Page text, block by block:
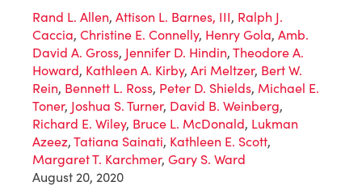
Rand L. Allen, Attison L. Barnes, III, Ralph J.
Caccia, Christine E. Connelly, Henry Gola, Amb.
David A. Gross, Jennifer D. Hindin, Theodore A.
Howard, Kathleen A. Kirby, Ari Meltzer, Bert W.
Rein, Bennett L. Ross, Peter D. Shields, Michael E.
Toner, Joshua S. Turner, David B. Weinberg,
Richard E. Wiley, Bruce L. McDonald, Lukman
Azeez, Tatiana Sainati, Kathleen E. Scott,
Margaret T. Karchmer, Gary S. Ward
August 20, 2020